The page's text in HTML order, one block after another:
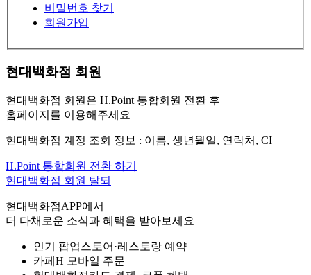
비밀번호 찾기
회원가입
현대백화점 회원
현대백화점 회원은 H.Point 통합회원 전환 후
홈페이지를 이용해주세요
현대백화점 계정 조회 정보 : 이름, 생년월일, 연락처, CI
H.Point 통합회원 전환 하기
현대백화점 회원 탈퇴
현대백화점APP에서
더 다채로운 소식과 혜택을 받아보세요
인기 팝업스토어·레스토랑 예약
카페H 모바일 주문